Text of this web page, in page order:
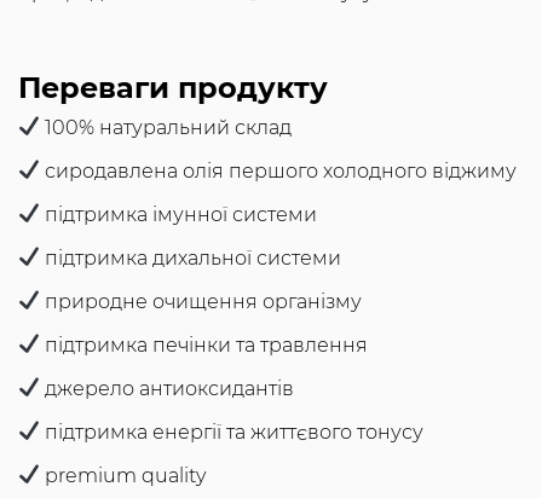
Переваги продукту
100% натуральний склад
сиродавлена олія першого холодного віджиму
підтримка імунної системи
підтримка дихальної системи
природне очищення організму
підтримка печінки та травлення
джерело антиоксидантів
підтримка енергії та життєвого тонусу
premium quality